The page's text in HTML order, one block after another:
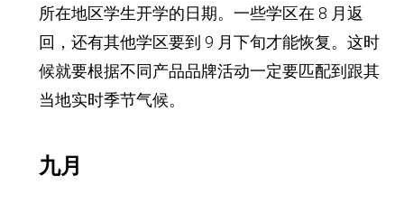
所在地区学生开学的日期。 一些学区在 8 月返
回，还有其他学区要到 9 月下旬才能恢复。这时
候就要根据不同产品品牌活动一定要匹配到跟其
当地实时季节气候。
九月